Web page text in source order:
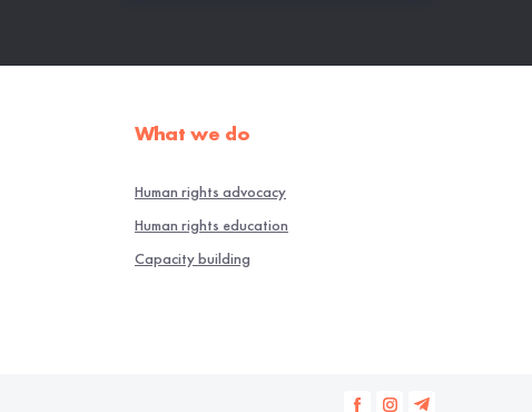
What we do
Human rights advocacy
Human rights education
Capacity building